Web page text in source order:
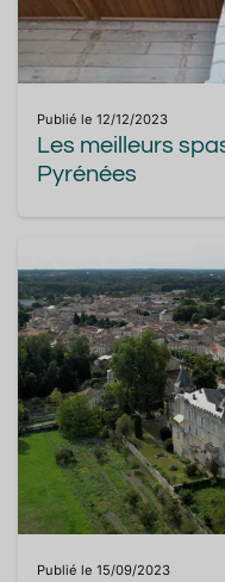
Publié le 12/12/2023
Les meilleurs
Pyrénées
Publié le 15/09/2023